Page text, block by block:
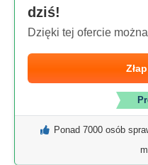
dziś!
Dzięki tej ofercie
Ponad 7000 osób